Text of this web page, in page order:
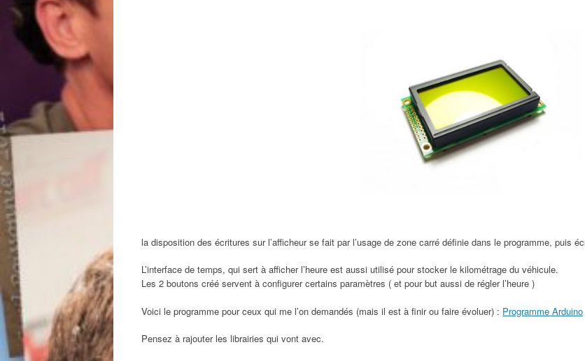
la disposition des écritures sur l’afficheur se fait par l’usage de zone carré définie dans le programme, puis
L’interface de temps, qui sert à afficher l’heure est aussi utilisé pour stocker le kilométrage du véhicule.
Les 2 boutons créé servent à configurer certains paramètres ( et pour but aussi de régler l’heure )
Voici le programme pour ceux qui me l’on demandés (mais il est à finir ou faire évoluer) : Programme Arduino
Pensez à rajouter les librairies qui vont avec.